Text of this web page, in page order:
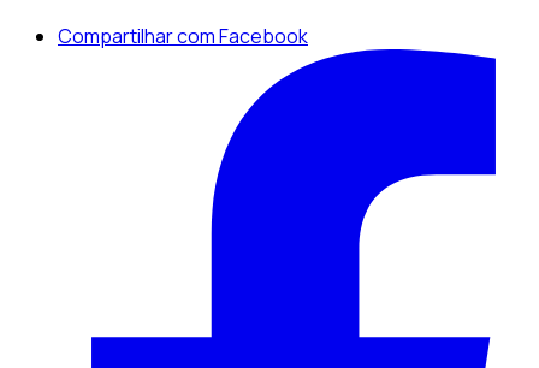
Compartilhar com Facebook